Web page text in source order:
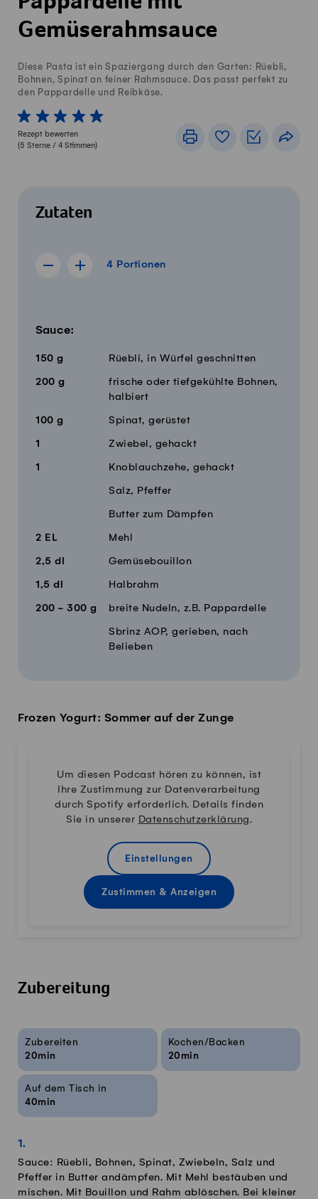
Gemüserahmsauce
Diese Pasta ist ein Spaziergang durch den Garten: Rüebli,
Bohnen, Spinat an feiner Rahmsauce. Das passt perfekt zu
den Pappardelle und Reibkäse.
1 von 5 Sterne
2 von 5 Sterne
3 von 5 Sterne
4 von 5 Sterne
5 von 5 Sterne
Rezept bewerten
(5 Sterne / 4 Stimmen)
DruckenRezeptbuch
Zutaten
4 Portionen
Rezept für 3 Portionen anzeigen
Rezept für 5 Portionen anzeigen
4 Portionen
Sauce:
150 g Rüebli, in Würfel geschnitten
200 g
frische oder tiefgekühlte Bohnen,
halbiert
100 g Spinat, gerüstet
1 Zwiebel, gehackt
1 Knoblauchzehe, gehackt
Salz, Pfeffer
Butter zum Dämpfen
2 EL Mehl
2,5 dl Gemüsebouillon
1,5 dl Halbrahm
200 - 300 g breite Nudeln, z.B. Pappardelle
Sbrinz AOP, gerieben, nach
Belieben
Frozen Yogurt: Sommer auf der Zunge
Um diesen Podcast hören zu können, ist
Ihre Zustimmung zur Datenverarbeitung
durch Spotify erforderlich. Details finden
Sie in unserer Datenschutzerklärung.
Einstellungen
Zustimmen & Anzeigen
Zubereitung
Rezeptinfos
Zubereiten
20min
Kochen/Backen
20min
Auf dem Tisch in
40min
Sauce: Rüebli, Bohnen, Spinat, Zwiebeln, Salz und
Pfeffer in Butter andämpfen. Mit Mehl bestäuben und
mischen. Mit Bouillon und Rahm ablöschen. Bei kleiner